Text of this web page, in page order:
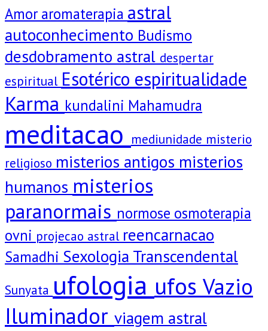
Amoraromaterapia astral
autoconhecimento Budismo
desdobramento astral despertar
espiritual Esotérico espiritualidade
Karma kundalini Mahamudra
meditacao mediunidade misterio
religioso misterios antigos misterios
humanos misterios
paranormais normose osmoterapia
ovni projecao astral reencarnacao
Samadhi Sexologia Transcendental
Sunyata ufologia ufos Vazio
Iluminador viagem astral